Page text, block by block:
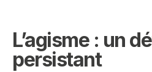
L’agisme : un
persistant